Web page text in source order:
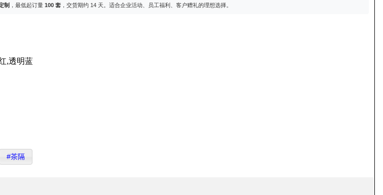
制 ，最低起订量100 套 ，交货期约 14 天。适合企业活动、员工福利、客户赠礼的理想选择。
,透明蓝
#茶隔